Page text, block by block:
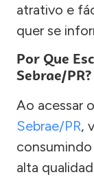
atrativo e
quer se
Por Que
Sebrae/PR?
Ao acessar
Sebrae/PR,
alta